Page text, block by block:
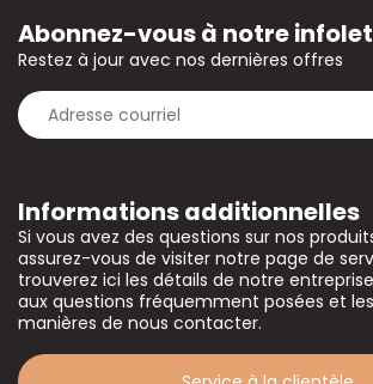
Informations additionnelles
Si vous avez des questions sur nos
assurez-vous de visiter notre page de
trouverez ici les détails de notre
aux questions fréquemment posées et
manières de nous contacter.
Abonnez-vous à notre
Restez à jour avec nos dernières offres